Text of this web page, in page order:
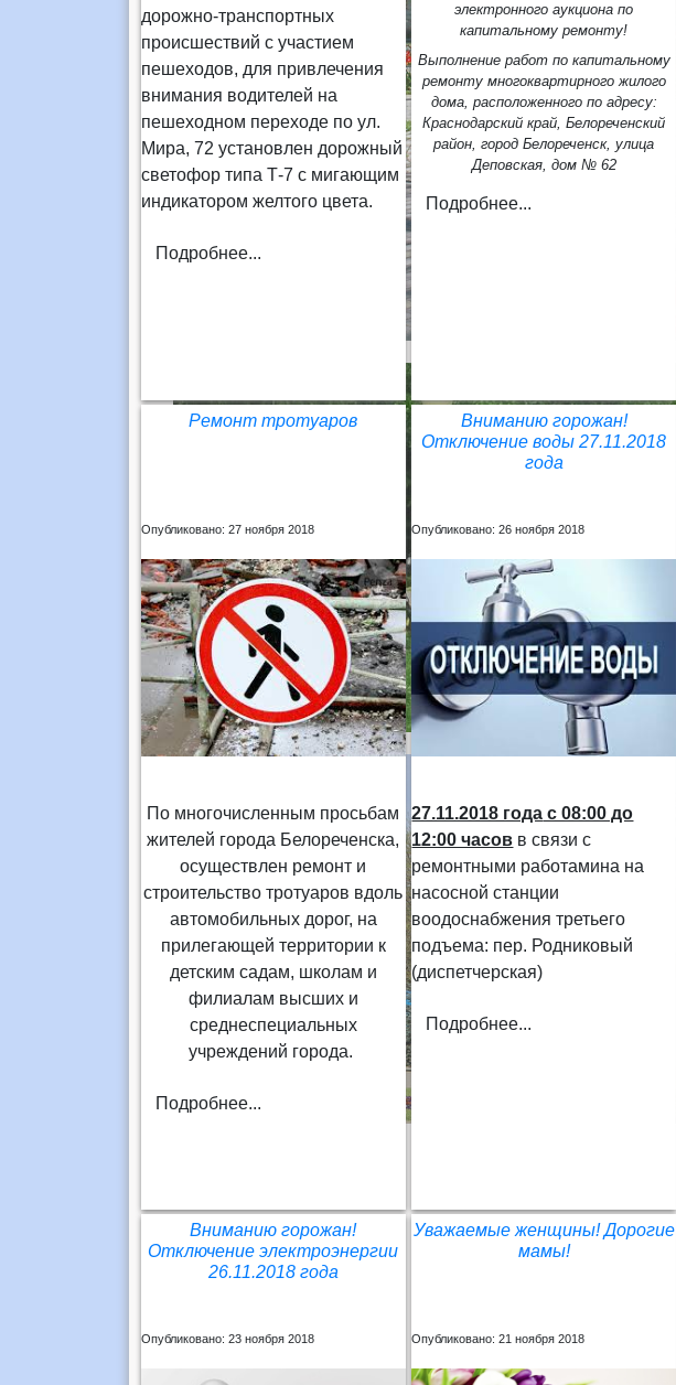
дорожно-транспортных
происшествий с участием
пешеходов, для привлечения
внимания водителей на
пешеходном переходе по ул.
Мира, 72 установлен дорожный
светофор типа Т-7 с мигающим
индикатором желтого цвета.
Подробнее...
электронного аукциона по
капитальному ремонту!
Выполнение работ по капитальному
ремонту многоквартирного жилого
дома, расположенного по адресу:
Краснодарский край, Белореченский
район, город Белореченск, улица
Деповская, дом № 62
Подробнее...
Ремонт тротуаров
Опубликовано: 27 ноября 2018
По многочисленным просьбам
жителей города Белореченска,
осуществлен ремонт и
строительство тротуаров вдоль
автомобильных дорог, на
прилегающей территории к
детским садам, школам и
филиалам высших и
среднеспециальных
учреждений города.
Подробнее...
Вниманию горожан!
Отключение воды 27.11.2018
года
Опубликовано: 26 ноября 2018
27.11.2018 года с 08:00 до
12:00 часов в связи с
ремонтными работамина на
насосной станции
воодоснабжения третьего
подъема: пер. Родниковый
(диспетчерская)
Подробнее...
Вниманию горожан!
Отключение электроэнергии
26.11.2018 года
Опубликовано: 23 ноября 2018
Уважаемые женщины! Дорогие
мамы!
Опубликовано: 21 ноября 2018